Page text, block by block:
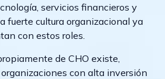
servicios financieros y
fuerte cultura organizacional ya
con estos roles.
de CHO existe,
con alta inversión